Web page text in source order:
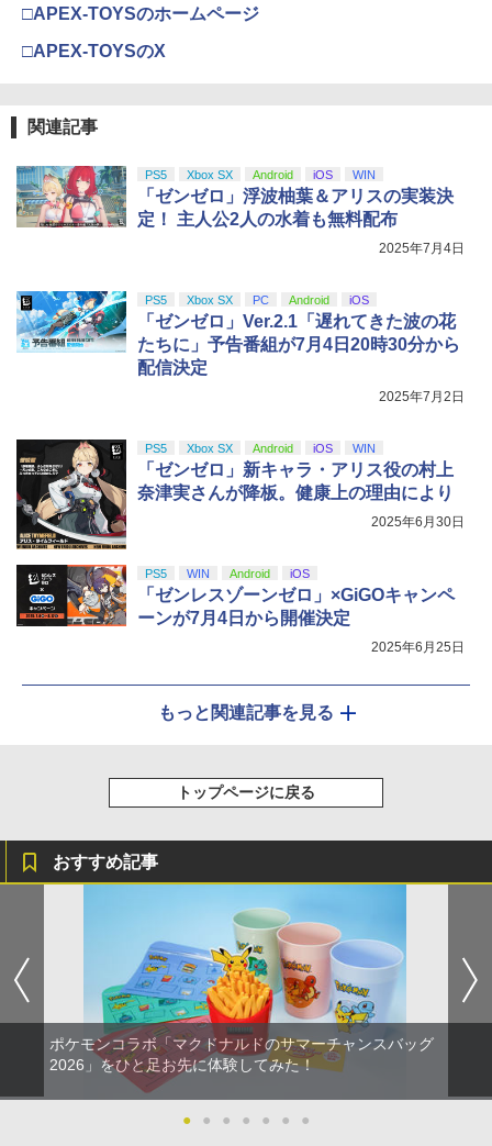
□APEX-TOYSのホームページ
□APEX-TOYSのX
関連記事
PS5 Xbox SX Android iOS WIN
「ゼンゼロ」浮波柚葉＆アリスの実装決
定！ 主人公2人の水着も無料配布
2025年7月4日
PS5 Xbox SX PC Android iOS
「ゼンゼロ」Ver.2.1「遅れてきた波の花
たちに」予告番組が7月4日20時30分から
配信決定
2025年7月2日
PS5 Xbox SX Android iOS WIN
「ゼンゼロ」新キャラ・アリス役の村上
奈津実さんが降板。健康上の理由により
2025年6月30日
PS5 WIN Android iOS
「ゼンレスゾーンゼロ」×GiGOキャンペ
ーンが7月4日から開催決定
2025年6月25日
もっと関連記事を見る
トップページに戻る
おすすめ記事
ポケモンコラボ「マクドナルドのサマーチャンスバッグ
2026」をひと足お先に体験してみた！
● ● ● ● ● ● ●